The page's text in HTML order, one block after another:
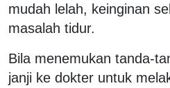
mudah lelah, keinginan
masalah tidur.
Bila menemukan tanda-
janji ke dokter untuk